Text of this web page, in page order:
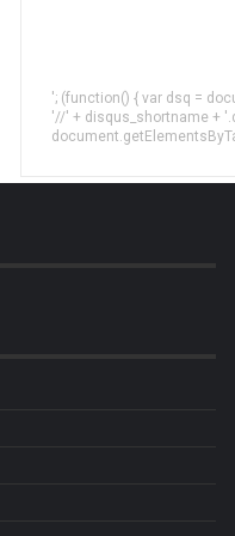
'; (function() { var dsq =
'//' + disqus_shortname +